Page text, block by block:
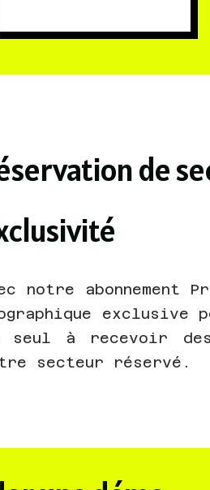
de
notre abonnement
exclusive
seul à recevoir
secteur réservé.